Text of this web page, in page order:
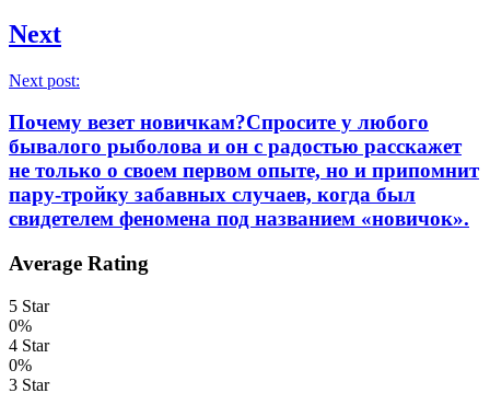
Next
Next post:
Почему везет новичкам?Спросите у любого
бывалого рыболова и он с радостью расскажет
не только о своем первом опыте, но и припомнит
пару-тройку забавных случаев, когда был
свидетелем феномена под названием «новичок».
Average Rating
5 Star
0%
4 Star
0%
3 Star